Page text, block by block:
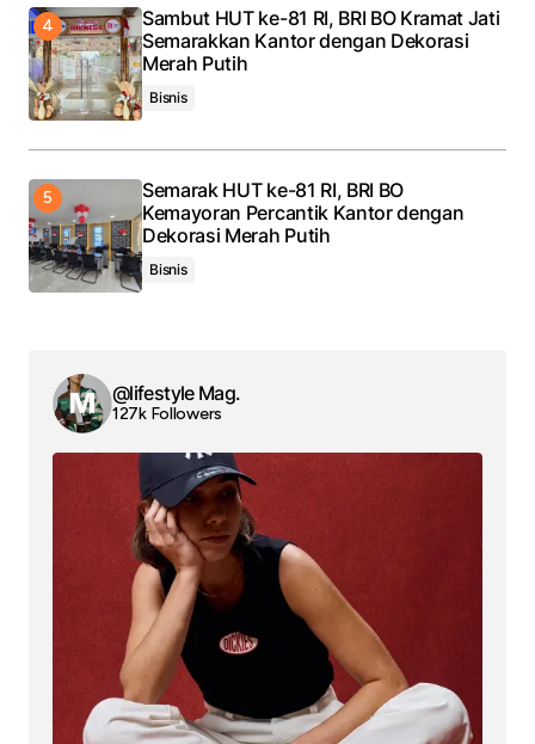
Sambut HUT ke-81 RI, BRI BO Kramat Jati
Semarakkan Kantor dengan Dekorasi
Merah Putih
Bisnis
Semarak HUT ke-81 RI, BRI BO
Kemayoran Percantik Kantor dengan
Dekorasi Merah Putih
Bisnis
@lifestyle Mag.
127k Followers